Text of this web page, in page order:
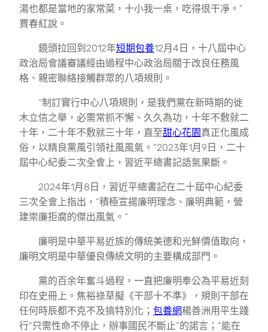
湯也都是當地的家常菜，十小我一桌，吃得很干凈。”
賈春紅說。
鏡頭拉回到2012年短期包養12月4日，十八屆中心
政治局會議審議經由過程中心政治局關于改良任務風
格、親密聯絡接觸群眾的八項規則。
“制訂實行中心八項規則，是我們黨在新時期的徙
木立信之舉，必需常抓不懈、久久為功，十年不敷就二
十年，二十年不敷就三十年，直至甜心花園真正化風成
俗，以精良黨風引領社風風氣。”2023年1月9日，二十
屆中心紀委二次全會上，習近平總書記語氣果斷。
2024年1月8日，習近平總書記在二十屆中心紀委
三次全會上指出，“積極宣揚廉明理念、廉明典範，營
建崇廉拒腐的傑出風氣。”
廉明是中華平易近族的傳統美德和光鮮價值取向，
廉明文明是中華優良傳統文明的主要構成部門。
黨的百余年奮斗過程，一直把廉明奉公為平易近刻
印在史冊上。焦裕祿草擬《干部十不準》，規則干部在
任何時辰都不克不及搞特別化； 包養網楊善洲用平生踐
行“只需性命不停止，辦事國民不斷止”的諾言；“能在